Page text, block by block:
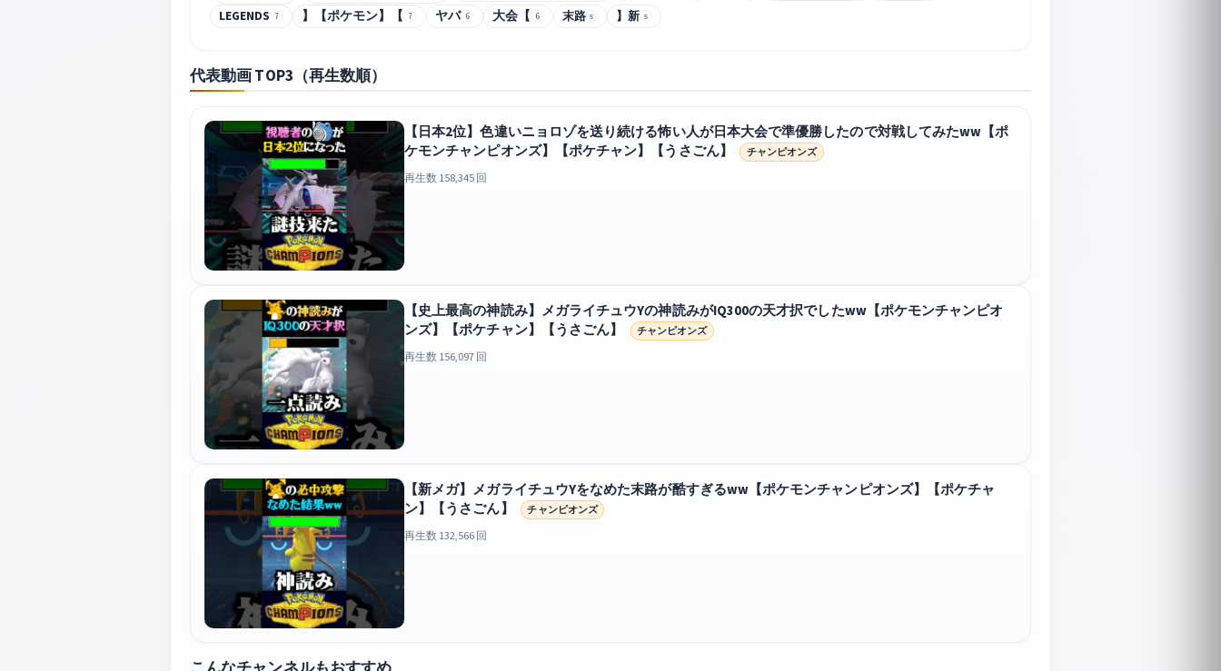
LEGENDS 7 】【ポケモン】【 7 ヤバ 6 大会【 6 末路 5 】新 5
代表動画 TOP3（再生数順）
【日本2位】色違いニョロゾを送り続ける怖い人が日本大会で準優勝したので対戦してみたww【ポ
ケモンチャンピオンズ】【ポケチャン】【うさごん】
チャンピオンズ
再生数 158,345 回
【史上最高の神読み】メガライチュウYの神読みがIQ300の天才択でしたww【ポケモンチャンピオ
ンズ】【ポケチャン】【うさごん】
チャンピオンズ
再生数 156,097 回
【新メガ】メガライチュウYをなめた末路が酷すぎるww【ポケモンチャンピオンズ】【ポケチャ
ン】【うさごん】
チャンピオンズ
再生数 132,566 回